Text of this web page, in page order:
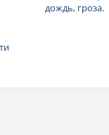
дождь, гроза.